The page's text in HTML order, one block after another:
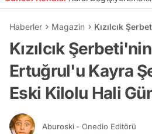
Haberler Magazin Kızılcık
Kızılcık Şerbeti'nin
Ertuğrul'u Kayra
Eski Kilolu Hali
Aburoski - Onedio Editörü